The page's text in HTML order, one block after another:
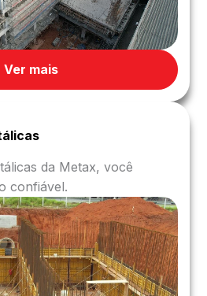
Ver mais
da Metax, você
confiável.